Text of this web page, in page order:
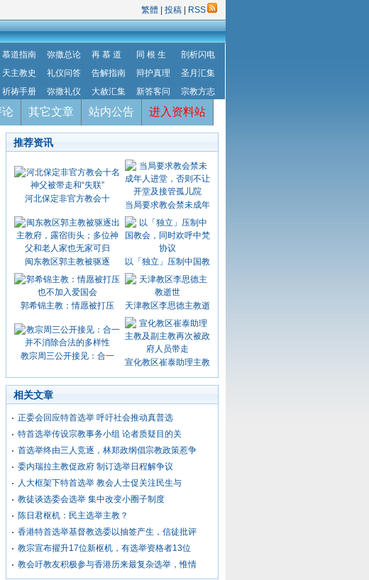
繁體 投稿 RSS
慕道指南 弥撒总论 再 慕 道 同 根 生
剖析闪电
天主教史 礼仪问答 告解指南 辩护真理
圣月汇集
祈祷手册 弥撒礼仪 大赦汇集 新答客问 宗教方志
其它文章 站内公告 进入资料站
推荐资讯
河北保定非官方教会十
当局要求教会禁未成年
闽东教区郭主教被驱逐 以「独立」压制中国教
郭希锦主教：情愿被打压 天津教区李思德主教逝
教宗周三公开接见：合一
宣化教区崔泰助理主教
相关文章
正委会回应特首选举 呼吁社会推动真普选
特首选举传设宗教事务小组 论者质疑目的关
首选举终由三人竞逐，林郑政纲倡宗教政策惹争
委内瑞拉主教促政府 制订选举日程解争议
人大框架下特首选举 教会人士促关注民生与
教徒谈选委会选举 集中改变小圈子制度
陈日君枢机：民主选举主教？
香港特首选举基督教选委以抽签产生，信徒批评
教宗宣布擢升17位新枢机，有选举资格者13位
教会吁教友积极参与香港历来最复杂选举，惟情